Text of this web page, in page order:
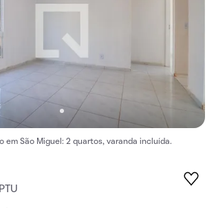
em São Miguel: 2 quartos, varanda incluída.